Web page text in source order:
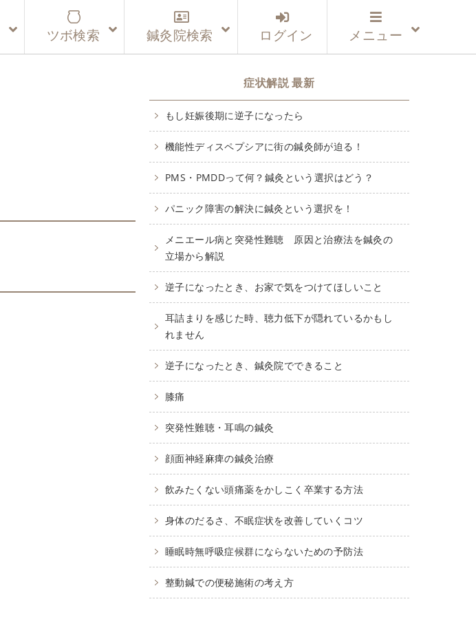
ツボ検索 鍼灸院検索 ログイン メニュー
症状解説 最新
もし妊娠後期に逆子になったら
機能性ディスペプシアに街の鍼灸師が迫る！
PMS・PMDDって何？鍼灸という選択はどう？
パニック障害の解決に鍼灸という選択を！
メニエール病と突発性難聴 原因と治療法を鍼灸の
立場から解説
逆子になったとき、お家で気をつけてほしいこと
耳詰まりを感じた時、聴力低下が隠れているかもし
れません
逆子になったとき、鍼灸院でできること
膝痛
突発性難聴・耳鳴の鍼灸
顔面神経麻痺の鍼灸治療
飲みたくない頭痛薬をかしこく卒業する方法
身体のだるさ、不眠症状を改善していくコツ
睡眠時無呼吸症候群にならないための予防法
整動鍼での便秘施術の考え方